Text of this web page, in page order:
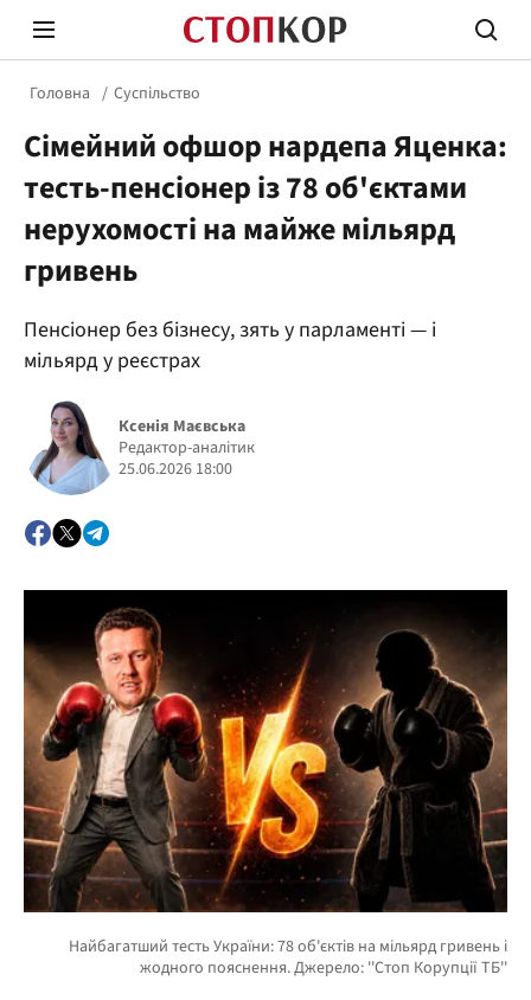
Стоп Політичній Корупції
Політика
Головна Суспільство
Сімейний офшор нардепа Яценка:
тесть-пенсіонер із 78 об'єктами
нерухомості на майже мільярд
гривень
Пенсіонер без бізнесу, зять у парламенті — і
мільярд у реєстрах
Ксенія Маєвська
Редактор-аналітик
25.06.2026 18:00